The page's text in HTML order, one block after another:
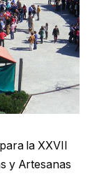
la XXVII
y Artesanas